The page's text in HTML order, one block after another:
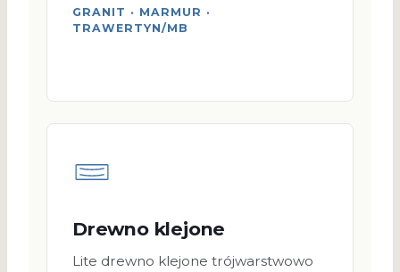
GRANIT · MARMUR ·
TRAWERTYN/MB
Drewno klejone
Lite drewno klejone trójwarstwowo